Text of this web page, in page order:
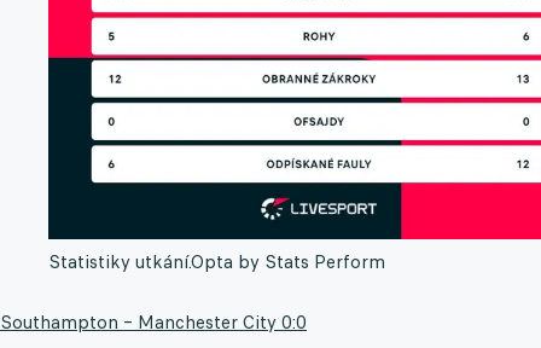
Statistiky utkání.Opta by Stats Perform
Southampton – Manchester City 0:0